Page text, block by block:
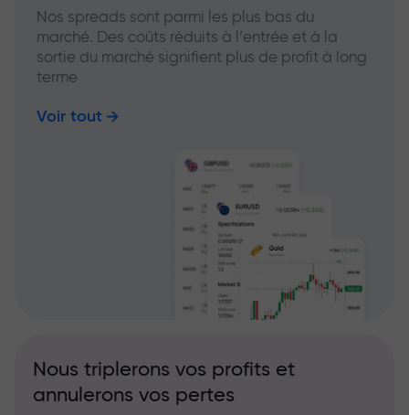
Nos spreads sont parmi les plus bas du
marché. Des coûts réduits à l’entrée et à la
sortie du marché signifient plus de profit à long
terme
Voir tout
Nous triplerons vos profits et
annulerons vos pertes